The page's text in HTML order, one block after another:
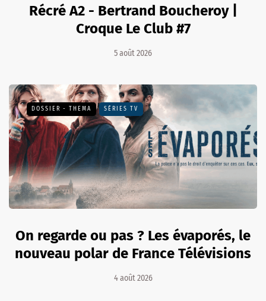
Récré A2 - Bertrand Boucheroy |
Croque Le Club #7
5 août 2026
DOSSIER - THEMA SÉRIES TV
On regarde ou pas ? Les évaporés, le
nouveau polar de France Télévisions
4 août 2026